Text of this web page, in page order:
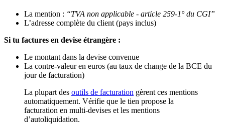
La mention : “TVA non applicable - article 259-1° du CGI”
L’adresse complète du client (pays inclus)
Si tu factures en devise étrangère :
Le montant dans la devise convenue
La contre-valeur en euros (au taux de change de la BCE du
jour de facturation)
La plupart des outils de facturation gèrent ces mentions
automatiquement. Vérifie que le tien propose la
facturation en multi-devises et les mentions
d’autoliquidation.